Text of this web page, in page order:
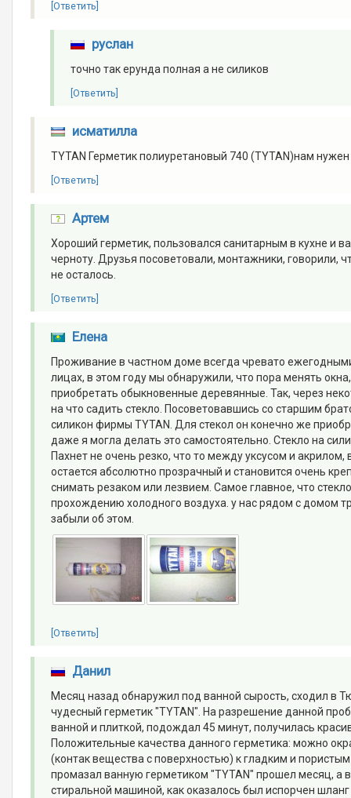
[Ответить]
руслан
точно так ерунда полная а не силиков
[Ответить]
исматилла
TYTAN Герметик полиуретановый 740 (TYTAN)нам нужен
[Ответить]
Артем
Хороший герметик, пользовался санитарным в кухне и
черноту. Друзья посоветовали, монтажники, говорили,
не осталось.
[Ответить]
Елена
Проживание в частном доме всегда чревато
лицах, в этом году мы обнаружили, что пора менять
приобретать обыкновенные деревянные. Так, через
на что садить стекло. Посоветовавшись со старшим
силикон фирмы TYTAN. Для стекол он конечно же
даже я могла делать это самостоятельно. Стекло на
Пахнет не очень резко, что то между уксусом и
остается абсолютно прозрачный и становится очень
снимать резаком или лезвием. Самое главное, что
прохождению холодного воздуха. у нас рядом с домом
забыли об этом.
[Ответить]
Данил
Месяц назад обнаружил под ванной сырость, сходил в
чудесный герметик "TYTAN". На разрешение данной
ванной и плиткой, подождал 45 минут, получилась
Положительные качества данного герметика: можно
(контак вещества с поверхностью) к гладким и
промазал ванную герметиком "TYTAN" прошел месяц, а
стиральной машиной, как оказалось был испорчен